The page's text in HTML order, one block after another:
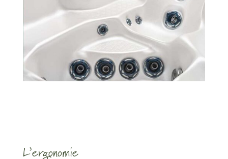
L’ergonomie